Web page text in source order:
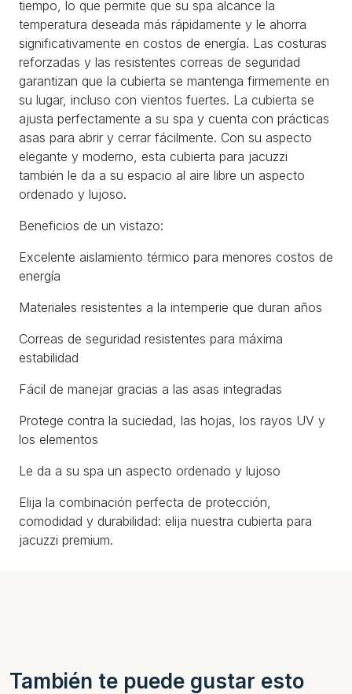
tiempo, lo que permite que su spa alcance la
temperatura deseada más rápidamente y le ahorra
significativamente en costos de energía. Las costuras
reforzadas y las resistentes correas de seguridad
garantizan que la cubierta se mantenga firmemente en
su lugar, incluso con vientos fuertes. La cubierta se
ajusta perfectamente a su spa y cuenta con prácticas
asas para abrir y cerrar fácilmente. Con su aspecto
elegante y moderno, esta cubierta para jacuzzi
también le da a su espacio al aire libre un aspecto
ordenado y lujoso.
Beneficios de un vistazo:
Excelente aislamiento térmico para menores costos de
energía
Materiales resistentes a la intemperie que duran años
Correas de seguridad resistentes para máxima
estabilidad
Fácil de manejar gracias a las asas integradas
Protege contra la suciedad, las hojas, los rayos UV y
los elementos
Le da a su spa un aspecto ordenado y lujoso
Elija la combinación perfecta de protección,
comodidad y durabilidad: elija nuestra cubierta para
jacuzzi premium.
También te puede gustar esto